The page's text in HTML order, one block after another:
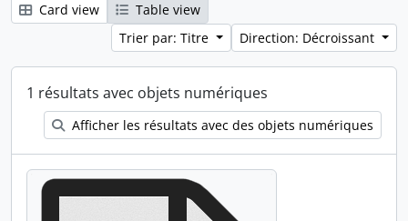
Card view
Table view
Trier par: Titre
Direction: Décroissant
1 résultats avec objets numériques
Afficher les résultats avec des objets numériques